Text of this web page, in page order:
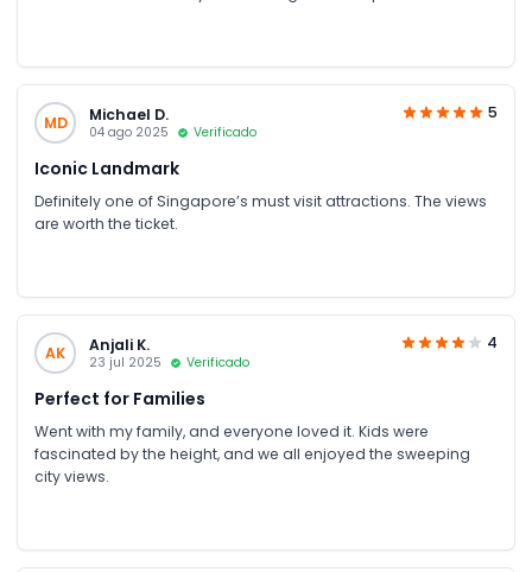
MD Michael D.
04 ago 2025 Verificado
5
Iconic Landmark
Definitely one of Singapore’s must visit attractions. The views
are worth the ticket.
AK Anjali K.
23 jul 2025 Verificado
4
Perfect for Families
Went with my family, and everyone loved it. Kids were
fascinated by the height, and we all enjoyed the sweeping
city views.